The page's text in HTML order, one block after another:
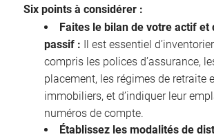
Six points à considérer :
Faites le bilan de votre actif et
passif : Il est essentiel
compris les polices d’assurance,
placement, les régimes de retraite
immobiliers, et d’indiquer leur
numéros de compte.
Établissez les modalités de